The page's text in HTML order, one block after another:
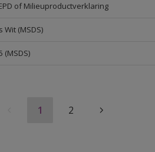
of Milieuproductverklaring
(MSDS)
(MSDS)
1 2